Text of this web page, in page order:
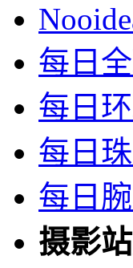
每日
每日
每日
每日
摄影